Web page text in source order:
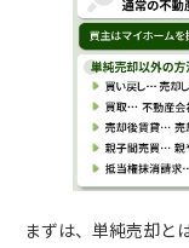
まずは、単純売却と